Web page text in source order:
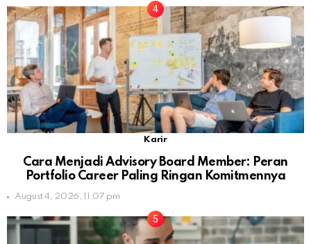
Karir
Cara Menjadi Advisory Board Member: Peran
Portfolio Career Paling Ringan Komitmennya
August 4, 2026, 11:07 pm